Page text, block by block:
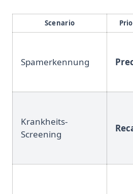
Scenario
Spamerkennung
Krankheits-
Screening